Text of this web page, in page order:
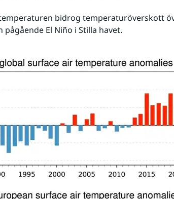
bidrog temperaturöverskott
El Niño i Stilla havet.